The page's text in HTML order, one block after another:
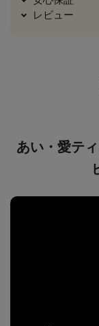
レビュー
あい・愛テ